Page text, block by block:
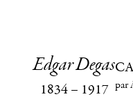
Edgar Degas
1834– 1917 par